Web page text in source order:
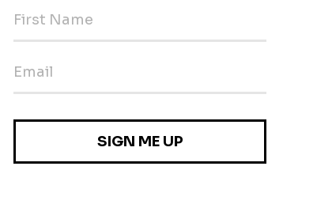
oder Netzanschluss
Vorteil
km Umkreis), du bist zum Feierabend wieder zu
Fahrten von und zum Kunden. Du bekommst gute
(auch im Winter). Unsere Arbeitsverträge sind